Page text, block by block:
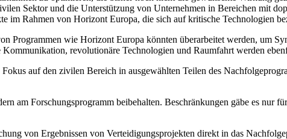
Sektor und die Unterstützung von Unternehmen in Bereichen mit
Rahmen von Horizont Europa, die sich auf kritische Technologien
wie Horizont Europa könnten überarbeitet werden, um
revolutionäre Technologien und Raumfahrt werden
auf den zivilen Bereich in ausgewählten Teilen des
am Forschungsprogramm beibehalten. Beschränkungen gäbe es nur
von Ergebnissen von Verteidigungsprojekten direkt in das